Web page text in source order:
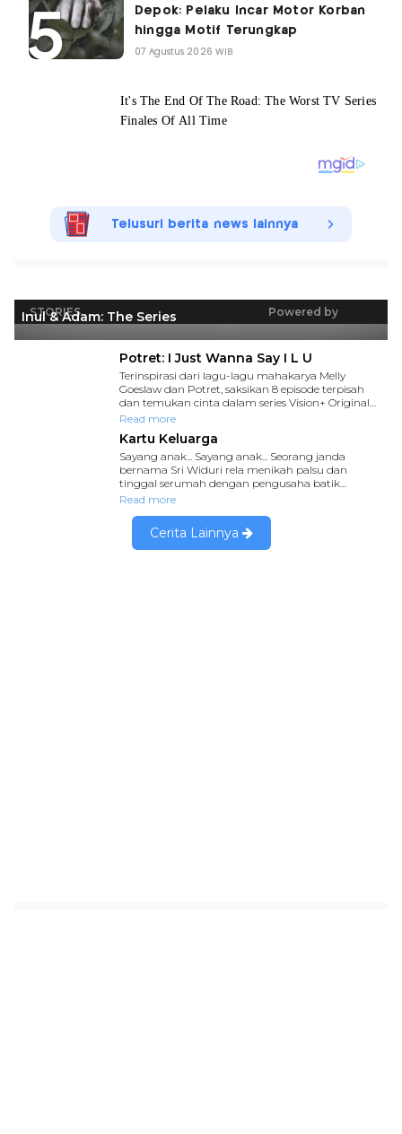
Depok: Pelaku Incar Motor Korban
hingga Motif Terungkap
07 Agustus 2026 WIB
Telusuri berita news lainnya